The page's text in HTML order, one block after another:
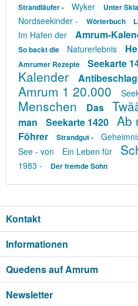
Strandläufer - Wyker Unter
Nordseekinder -
Wörterbuch
Im Hafen der
Amrum-
So backt die Naturerlebnis
Amrumer Rezepte Seekarte
Kalender
Amrum 1 20.000
Menschen
Das
man
Seekarte 1420 Ab
Föhrer Strandgut -
See - von
Ein Leben für
1983 -
Der fremde Sohn
Kontakt
Informationen
Quedens auf Amrum
Newsletter